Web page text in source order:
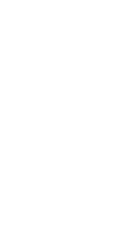
El equipo de
nombramiento de
Palacio de Ferias y
votación en el